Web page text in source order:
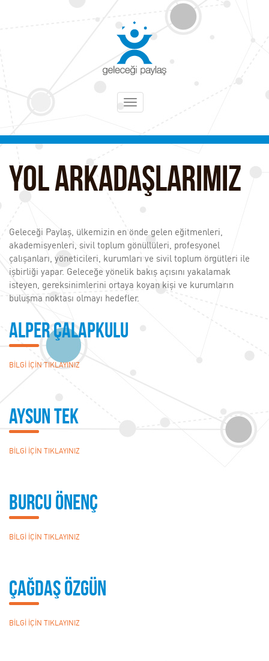
Toggle
Yol Arkadaşlarımız
Geleceği Paylaş, ülkemizin en önde gelen eğitmenleri,
akademisyenleri, sivil toplum gönüllüleri, profesyonel
çalışanları, yöneticileri, kurumları ve sivil toplum örgütleri ile
işbirliği yapar. Geleceğe yönelik bakış açısını yakalamak
isteyen, gereksinimlerini ortaya koyan kişi ve kurumların
buluşma noktası olmayı hedefler.
Alper Çalapkulu
BİLGİ İÇİN TIKLAYINIZ
Aysun TEK
BİLGİ İÇİN TIKLAYINIZ
Burcu Önenç
BİLGİ İÇİN TIKLAYINIZ
Çağdaş Özgün
BİLGİ İÇİN TIKLAYINIZ